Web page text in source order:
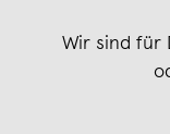
Wir sind für